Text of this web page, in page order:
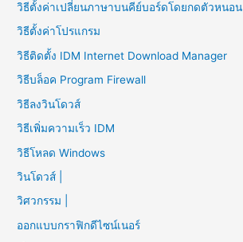
วิธีตั้งค่าเปลี่ยนภาษาบนคีย์บอร์ดโดยกดตัวหนอน
วิธีตั้งค่าโปรแกรม
วิธีติดตั้ง IDM Internet Download Manager
วิธีบล็อค Program Firewall
วิธีลงวินโดวส์
วิธีเพิ่มความเร็ว IDM
วิธีโหลด Windows
วินโดวส์ |
วิศวกรรม |
ออกแบบกราฟิกดีไซน์เนอร์